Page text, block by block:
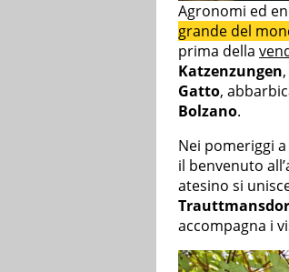
Agronomi ed
grande del
prima della
Katzenzungen
Gatto,
Bolzano.
Nei pomeriggi
il benvenuto
atesino si
accompagna i